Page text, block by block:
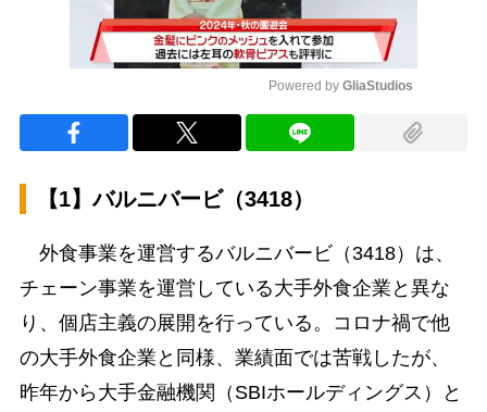
Powered by GliaStudios
【1】バルニバービ（3418）
外食事業を運営するバルニバービ（3418）は、
チェーン事業を運営している大手外食企業と異な
り、個店主義の展開を行っている。コロナ禍で他
の大手外食企業と同様、業績面では苦戦したが、
昨年から大手金融機関（SBIホールディングス）と